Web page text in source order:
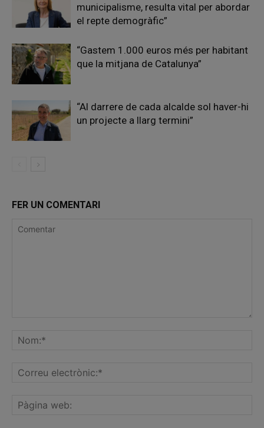
municipalisme, resulta vital per abordar
el repte demogràfic”
“Gastem 1.000 euros més per habitant
que la mitjana de Catalunya”
“Al darrere de cada alcalde sol haver-hi
un projecte a llarg termini”
FER UN COMENTARI